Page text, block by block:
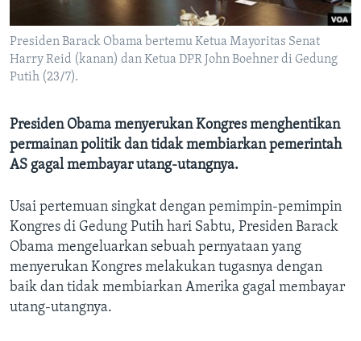
Presiden Barack Obama bertemu Ketua Mayoritas Senat
Harry Reid (kanan) dan Ketua DPR John Boehner di Gedung
Putih (23/7).
Presiden Obama menyerukan Kongres menghentikan
permainan politik dan tidak membiarkan pemerintah
AS gagal membayar utang-utangnya.
Usai pertemuan singkat dengan pemimpin-pemimpin
Kongres di Gedung Putih hari Sabtu, Presiden Barack
Obama mengeluarkan sebuah pernyataan yang
menyerukan Kongres melakukan tugasnya dengan
baik dan tidak membiarkan Amerika gagal membayar
utang-utangnya.